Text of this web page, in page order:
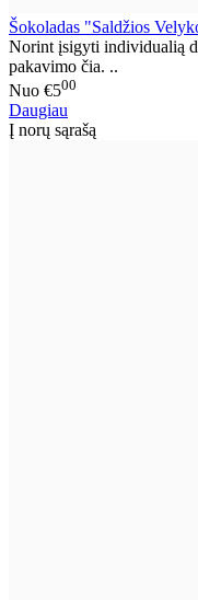
Šokoladas "Saldžios
Norint įsigyti individualią
pakavimo čia. ..
Nuo €500
Daugiau
Į norų sąrašą